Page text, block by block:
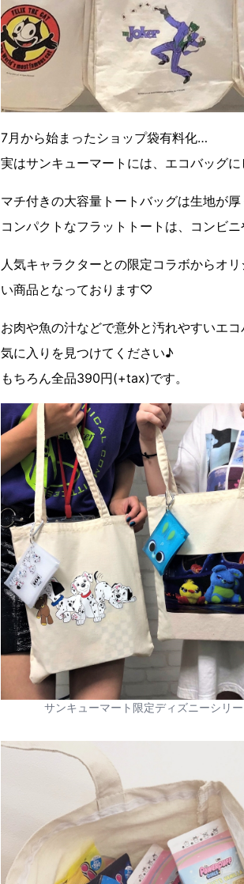
7月から始まったショップ袋有料化…
実はサンキューマートには、エコバッグ
マチ付きの大容量トートバッグは生地が
コンパクトなフラットトートは、コンビ
人気キャラクターとの限定コラボからオ
い商品となっております♡
お肉や魚の汁などで意外と汚れやすいエ
気に入りを見つけてください♪
もちろん全品390円(+tax)です。
サンキューマート限定ディズニーシリ